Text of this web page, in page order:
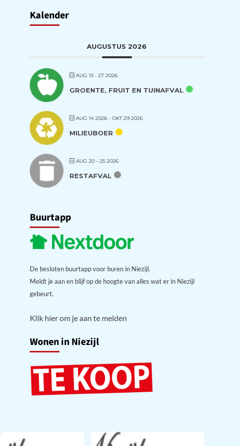
Kalender
AUGUSTUS 2026
AUG 13 - 27 2026
GROENTE, FRUIT EN TUINAFVAL
AUG 14 2026- OKT 29 2026
MILIEUBOER
AUG 20 - 25 2026
RESTAFVAL
Buurtapp
De besloten buurtapp voor buren in Niezijl.
Meldt je aan en blijf op de hoogte van alles wat er in Niezijl
gebeurt.
Klik hier om je aan te melden
Wonen in Niezijl